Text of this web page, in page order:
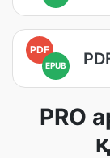
PDF
EPUB
PRO